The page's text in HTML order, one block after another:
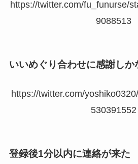
https://twitter.com/fu_funurse/
9088513
いいめぐり合わせに感謝しか
https://twitter.com/
530391552
登録後1分以内に連絡が来た